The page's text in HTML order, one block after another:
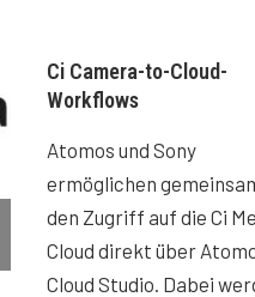
Ci Camera-to-Cloud-
Workflows
Atomos und Sony
ermöglichen
den Zugriff auf die Ci
Cloud direkt über
Cloud Studio. Dabei